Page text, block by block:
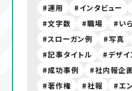
運用
インタビュー
文字数
職場 い
スローガン例
写真
記事タイトル
デザイ
成功事例
社内報企
著作権
社報
エ